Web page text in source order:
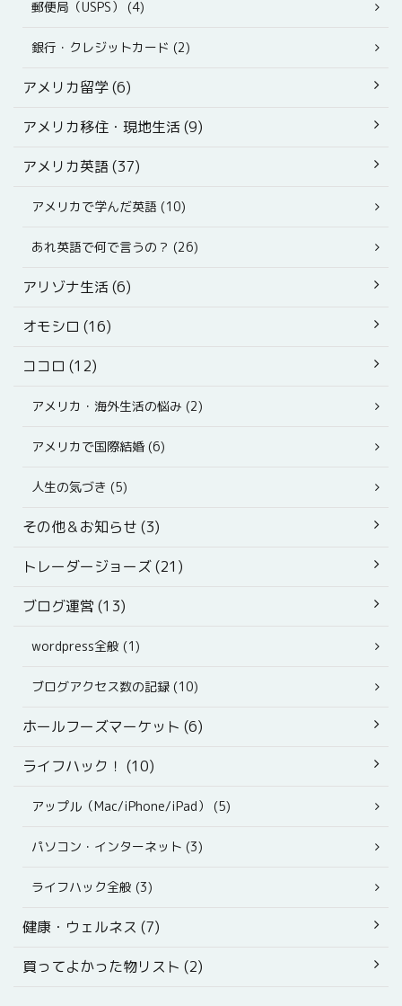
郵便局（USPS） (4)
銀行・クレジットカード (2)
アメリカ留学 (6)
アメリカ移住・現地生活 (9)
アメリカ英語 (37)
アメリカで学んだ英語 (10)
あれ英語で何で言うの？ (26)
アリゾナ生活 (6)
オモシロ (16)
ココロ (12)
アメリカ・海外生活の悩み (2)
アメリカで国際結婚 (6)
人生の気づき (5)
その他＆お知らせ (3)
トレーダージョーズ (21)
ブログ運営 (13)
wordpress全般 (1)
ブログアクセス数の記録 (10)
ホールフーズマーケット (6)
ライフハック！ (10)
アップル（Mac/iPhone/iPad） (5)
パソコン・インターネット (3)
ライフハック全般 (3)
健康・ウェルネス (7)
買ってよかった物リスト (2)